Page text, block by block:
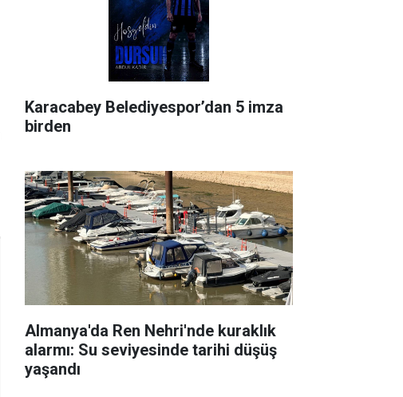
Karacabey Belediyespor’dan 5 imza
birden
Almanya'da Ren Nehri'nde kuraklık
alarmı: Su seviyesinde tarihi düşüş
yaşandı